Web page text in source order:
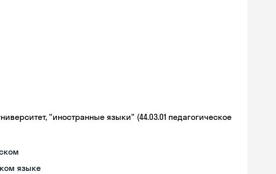
"иностранные языки" (44.03.01 педагогическое
языке